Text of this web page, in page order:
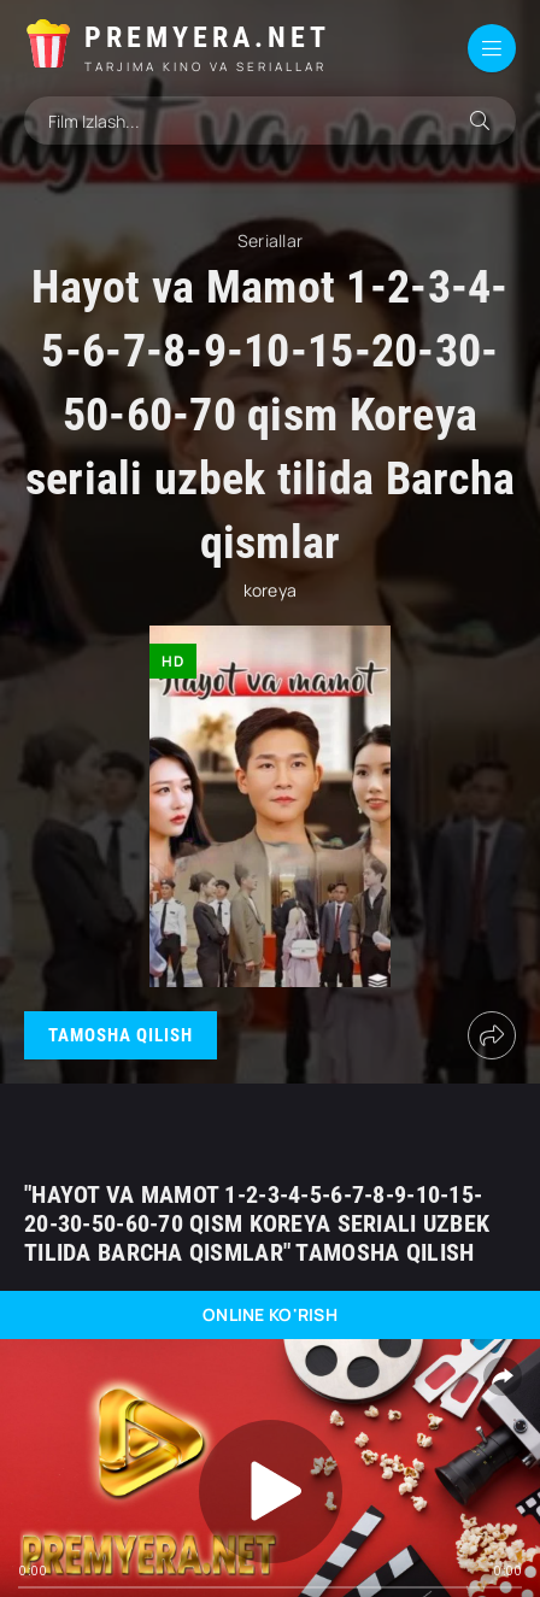
PREMYERA.NET
TARJIMA KINO VA SERIALLAR
Seriallar
Hayot va Mamot 1-2-3-4-
5-6-7-8-9-10-15-20-30-
50-60-70 qism Koreya
seriali uzbek tilida Barcha
qismlar
koreya
HD
TAMOSHA QILISH
"HAYOT VA MAMOT 1-2-3-4-5-6-7-8-9-10-15-
20-30-50-60-70 QISM KOREYA SERIALI UZBEK
TILIDA BARCHA QISMLAR" TAMOSHA QILISH
ONLINE KO'RISH
0:00 0:00